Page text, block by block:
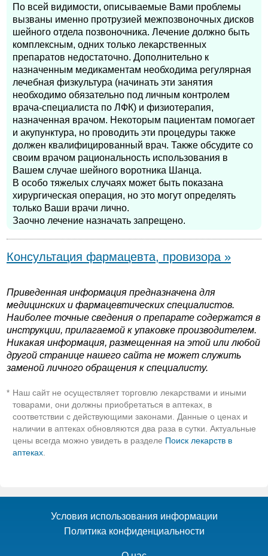
По всей видимости, описываемые Вами проблемы
вызваны именно протрузией межпозвоночных дисков
шейного отдела позвоночника. Лечение должно быть
комплексным, одних только лекарственных
препаратов недостаточно. Дополнительно к
назначенным медикаментам необходима регулярная
лечебная физкультура (начинать эти занятия
необходимо обязательно под личным контролем
врача-специалиста по ЛФК) и физиотерапия,
назначенная врачом. Некоторым пациентам помогает
и акупунктура, но проводить эти процедуры также
должен квалифицированный врач. Также обсудите со
своим врачом рациональность использования в
Вашем случае шейного воротника Шанца.
В особо тяжелых случаях может быть показана
хирургическая операция, но это могут определять
только Ваши врачи лично.
Заочно лечение назначать запрещено.
Консультация фармацевта, провизора »
Приведенная информация предназначена для
медицинских и фармацевтических специалистов.
Наиболее точные сведения о препарате содержатся в
инструкции, прилагаемой к упаковке производителем.
Никакая информация, размещенная на этой или любой
другой странице нашего сайта не может служить
заменой личного обращения к специалисту.
* Наш сайт не осуществляет торговлю лекарствами и иными
товарами, они должны приобретаться в аптеках, в
соответствии с действующими законами. Данные о ценах и
наличии в аптеках обновляются два раза в сутки. Актуальные
цены всегда можно увидеть в разделе Поиск лекарств в
аптеках.
Условия использования информации
Политика конфиденциальности